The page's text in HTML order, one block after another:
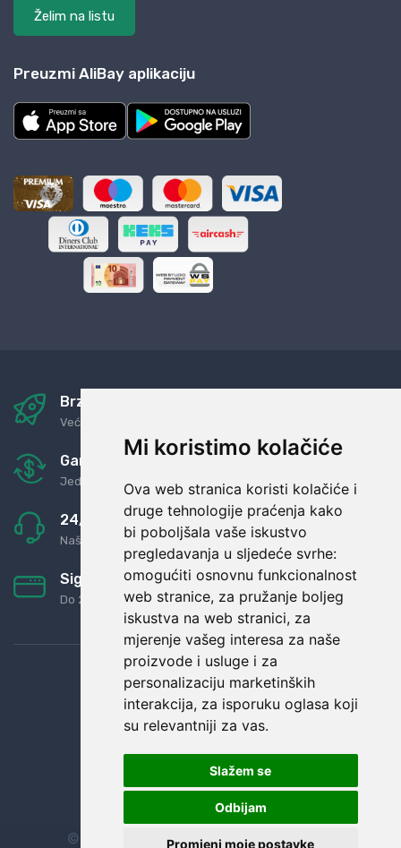
Mi koristimo kolačiće
Ova web stranica koristi kolačiće i
druge tehnologije praćenja kako
bi poboljšala vaše iskustvo
pregledavanja u sljedeće svrhe:
omogućiti osnovnu funkcionalnost
web stranice, za pružanje boljeg
iskustva na web stranici, za
mjerenje vašeg interesa za naše
proizvode i usluge i za
personalizaciju marketinških
interakcija, za isporuku oglasa koji
su relevantniji za vas.
Slažem se
Odbijam
Promjeni moje postavke
Želim na listu
Preuzmi AliBay aplikaciju
Brza i sigurna dostava
Već za nekoliko dana kod vas
Garancija u povrat novaca
Jednostavno pravilo: Roba za novac
24/7 odlična podrška
Naši agenti uvijek na raspolaganju
Sigurno obročno plaćanje
Do 24 rata bez kamata
© Sva prava zadržana. Dopi grupa d.o.o.